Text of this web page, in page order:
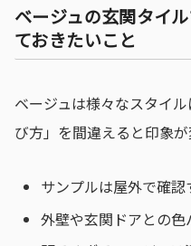
ベージュの玄関タイ
ておきたいこと
ベージュは様々なスタイ
び方」を間違えると印象が
サンプルは屋外で確認
外壁や玄関ドアとの色